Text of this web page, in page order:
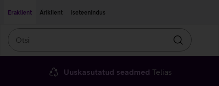
Eraklient
Äriklient Iseteenindus
Otsin
Uuskasutatud seadmed Telias